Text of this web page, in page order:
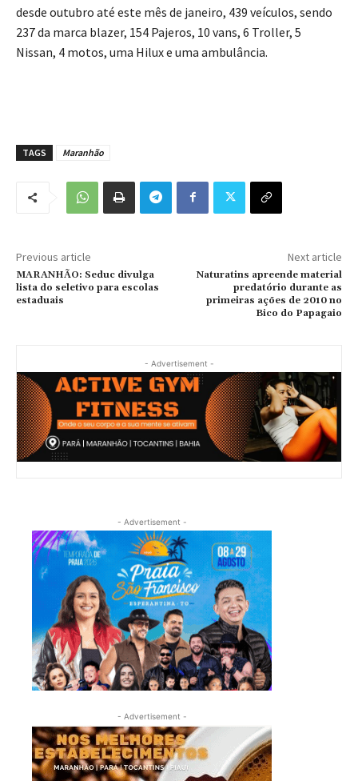
desde outubro até este mês de janeiro, 439 veículos, sendo
237 da marca blazer, 154 Pajeros, 10 vans, 6 Troller, 5
Nissan, 4 motos, uma Hilux e uma ambulância.
TAGS Maranhão
Previous article
MARANHÃO: Seduc divulga
lista do seletivo para escolas
estaduais
Next article
Naturatins apreende material
predatório durante as
primeiras ações de 2010 no
Bico do Papagaio
- Advertisement -
- Advertisement -
- Advertisement -